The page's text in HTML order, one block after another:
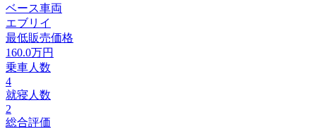
ベース車両
エブリイ
最低販売価格
160.0万円
乗車人数
4
就寝人数
2
総合評価